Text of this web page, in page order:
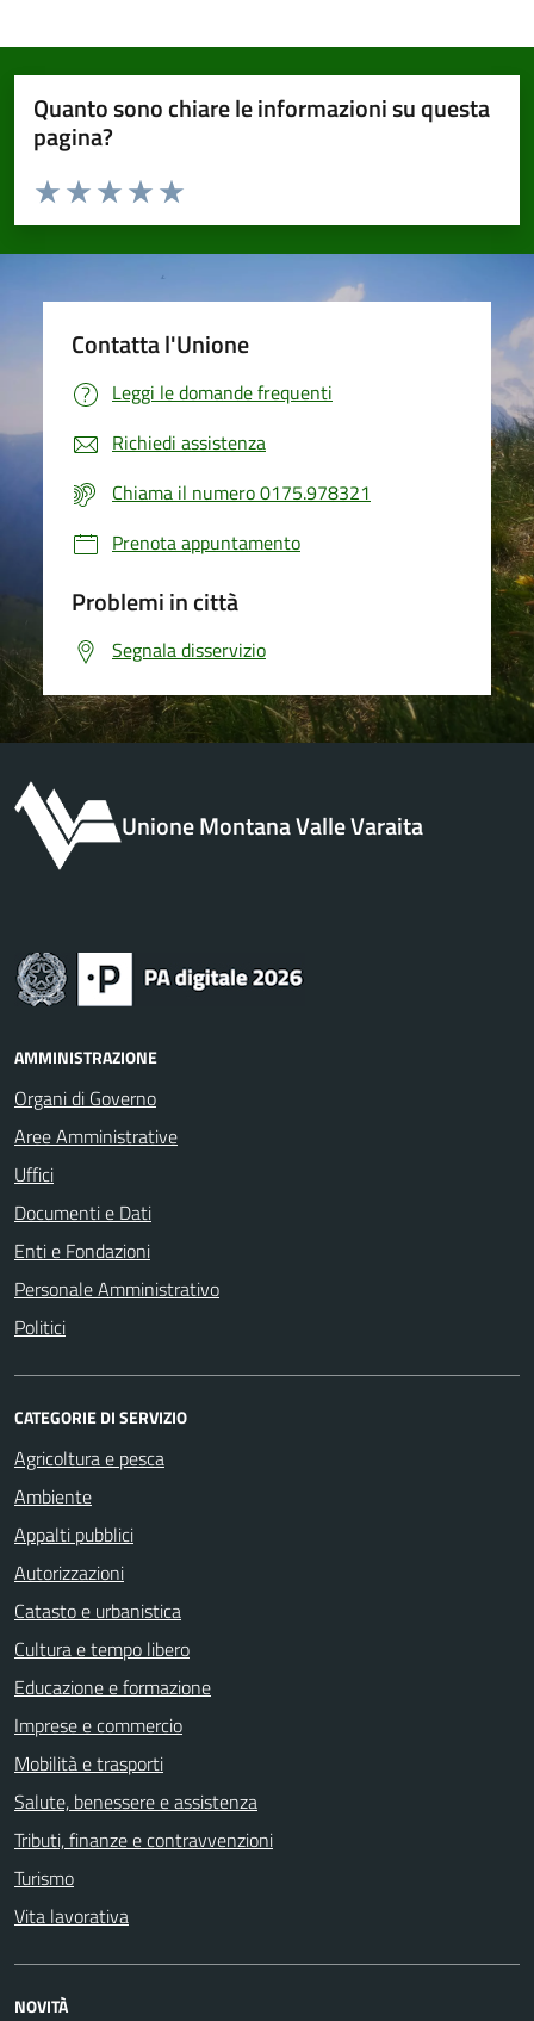
Quanto sono chiare le informazioni su questa
pagina?
Valuta da 1 a 5 stelle la pagina
Valuta 5 stelle su 5
Valuta 4 stelle su 5
Valuta 3 stelle su 5
Valuta 2 stelle su 5
Valuta 1 stelle su 5
Contatta l'Unione
Leggi le domande frequenti
Richiedi assistenza
Chiama il numero 0175.978321
Prenota appuntamento
Problemi in città
Segnala disservizio
Unione Montana Valle Varaita
AMMINISTRAZIONE
Organi di Governo
Aree Amministrative
Uffici
Documenti e Dati
Enti e Fondazioni
Personale Amministrativo
Politici
CATEGORIE DI SERVIZIO
Agricoltura e pesca
Ambiente
Appalti pubblici
Autorizzazioni
Catasto e urbanistica
Cultura e tempo libero
Educazione e formazione
Imprese e commercio
Mobilità e trasporti
Salute, benessere e assistenza
Tributi, finanze e contravvenzioni
Turismo
Vita lavorativa
NOVITÀ